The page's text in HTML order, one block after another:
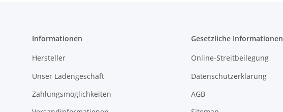
Informationen
Hersteller
Unser Ladengeschäft
Zahlungsmöglichkeiten
Gesetzliche Informationen
Online-Streitbeilegung
Datenschutzerklärung
AGB